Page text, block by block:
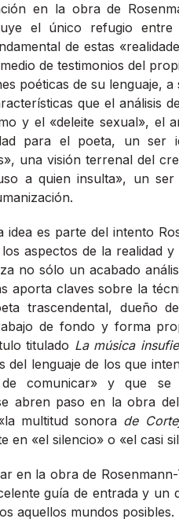
en la obra de
el único refugio
de estas
de testimonios del
poéticas de su lenguaje,
que el análisis
y el «deleite sexual», el
para el poeta, un ser
una visión terrenal del
a quien insulta», un ser
es parte del intento
aspectos de la realidad y
no sólo un acabado
aporta claves sobre la
trascendental, dueño
de fondo y forma
titulado La música
del lenguaje de los que
comunicar» y que se
abren paso en la obra
multitud sonora de
en «el silencio» o «el casi
en la obra de
guía de entrada y un
aquellos mundos posibles.